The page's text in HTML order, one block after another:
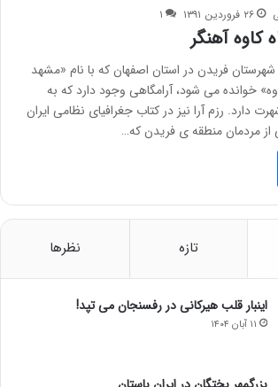
۲۶ فروردین ۱۳۹۱ ۱
کاوه آهنگر
شهرستان فریدن در استان اصفهان که با نام «مشهد
خوانده می شود، آرامگاهی وجود دارد که به
دارد. رزم آرا نیز در کتاب جغرافیای نظامی ایران
از مردمان منطقه ی فریدن که…
تازه نظرها
اینبار قلب هیرکانی در رفسنجان می تپد!
۱۱ آبان ۱۴۰۴